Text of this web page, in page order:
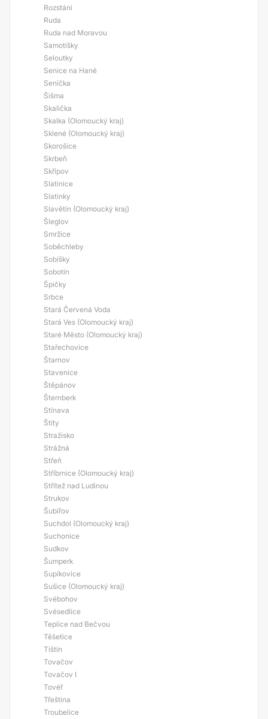
Rozstání
Ruda
Ruda nad Moravou
Samotíšky
Seloutky
Senice na Hané
Senička
Šišma
Skalička
Skalka (Olomoucký kraj)
Sklené (Olomoucký kraj)
Skorošice
Skrbeň
Skřípov
Slatinice
Slatinky
Slavětín (Olomoucký kraj)
Šleglov
Smržice
Soběchleby
Sobíšky
Sobotín
Špičky
Srbce
Stará Červená Voda
Stará Ves (Olomoucký kraj)
Staré Město (Olomoucký kraj)
Stařechovice
Štarnov
Stavenice
Štěpánov
Šternberk
Stínava
Štíty
Stražisko
Strážná
Střeň
Stříbrnice (Olomoucký kraj)
Střítež nad Ludinou
Strukov
Šubířov
Suchdol (Olomoucký kraj)
Suchonice
Sudkov
Šumperk
Supíkovice
Sušice (Olomoucký kraj)
Svébohov
Svésedlice
Teplice nad Bečvou
Těšetice
Tištín
Tovačov
Tovačov I
Tovéř
Třeština
Troubelice